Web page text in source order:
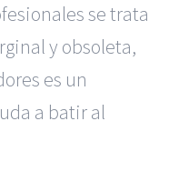
se trata
y obsoleta,
es un
a batir al